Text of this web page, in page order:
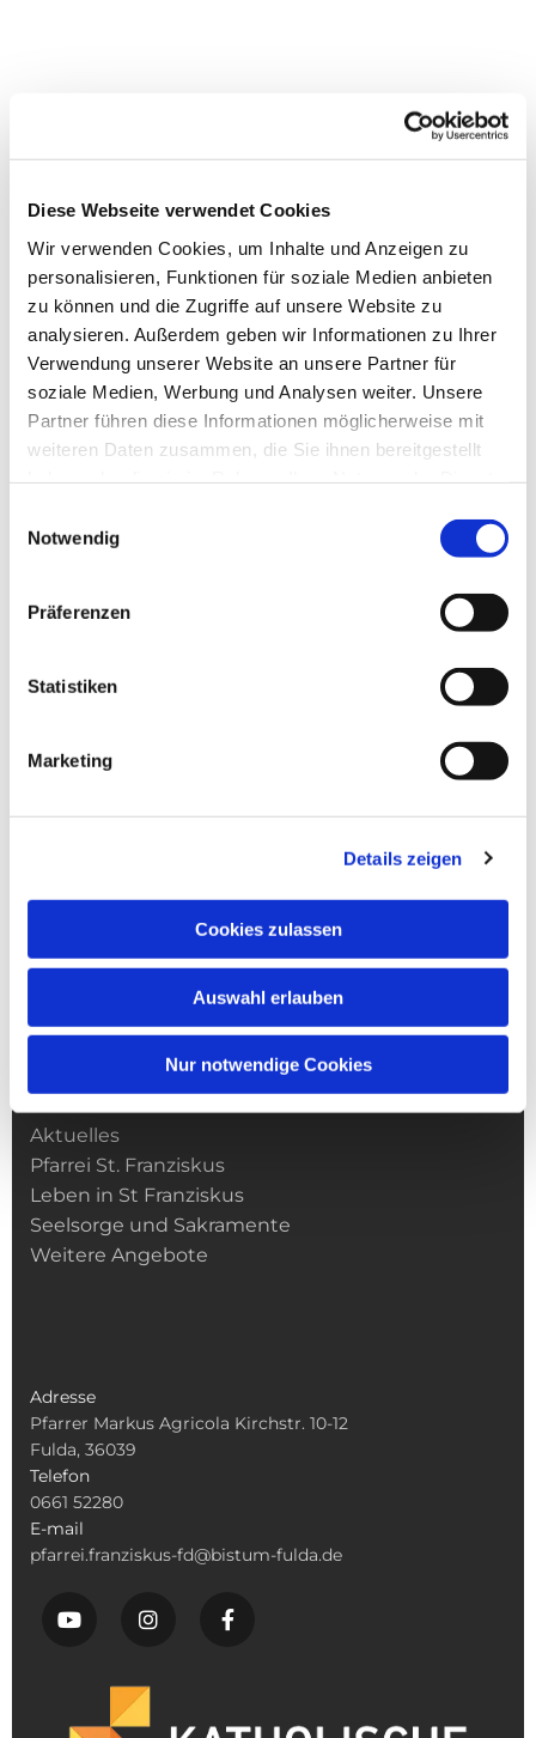
Diese Webseite verwendet Cookies
Wir verwenden Cookies, um Inhalte und Anzeigen zu
personalisieren, Funktionen für soziale Medien anbieten
zu können und die Zugriffe auf unsere Website zu
analysieren. Außerdem geben wir Informationen zu Ihrer
Verwendung unserer Website an unsere Partner für
soziale Medien, Werbung und Analysen weiter. Unsere
Partner führen diese Informationen möglicherweise mit
weiteren Daten zusammen, die Sie ihnen bereitgestellt
Notwendig
Präferenzen
Statistiken
Marketing
Details zeigen
Cookies zulassen
Auswahl erlauben
Nur notwendige Cookies
Dies könnte Sie auch
interessieren
Kirchengemeinde­­ St. Franziskus
Aktuelles
Pfarrei St. Franziskus
Leben in St Franziskus
Seelsorge und Sakramente
Weitere Angebote
Adresse
Pfarrer Markus Agricola Kirchstr. 10-12
Fulda, 36039
Telefon
0661 52280
E-mail
pfarrei.franziskus-fd@bistum-fulda.de